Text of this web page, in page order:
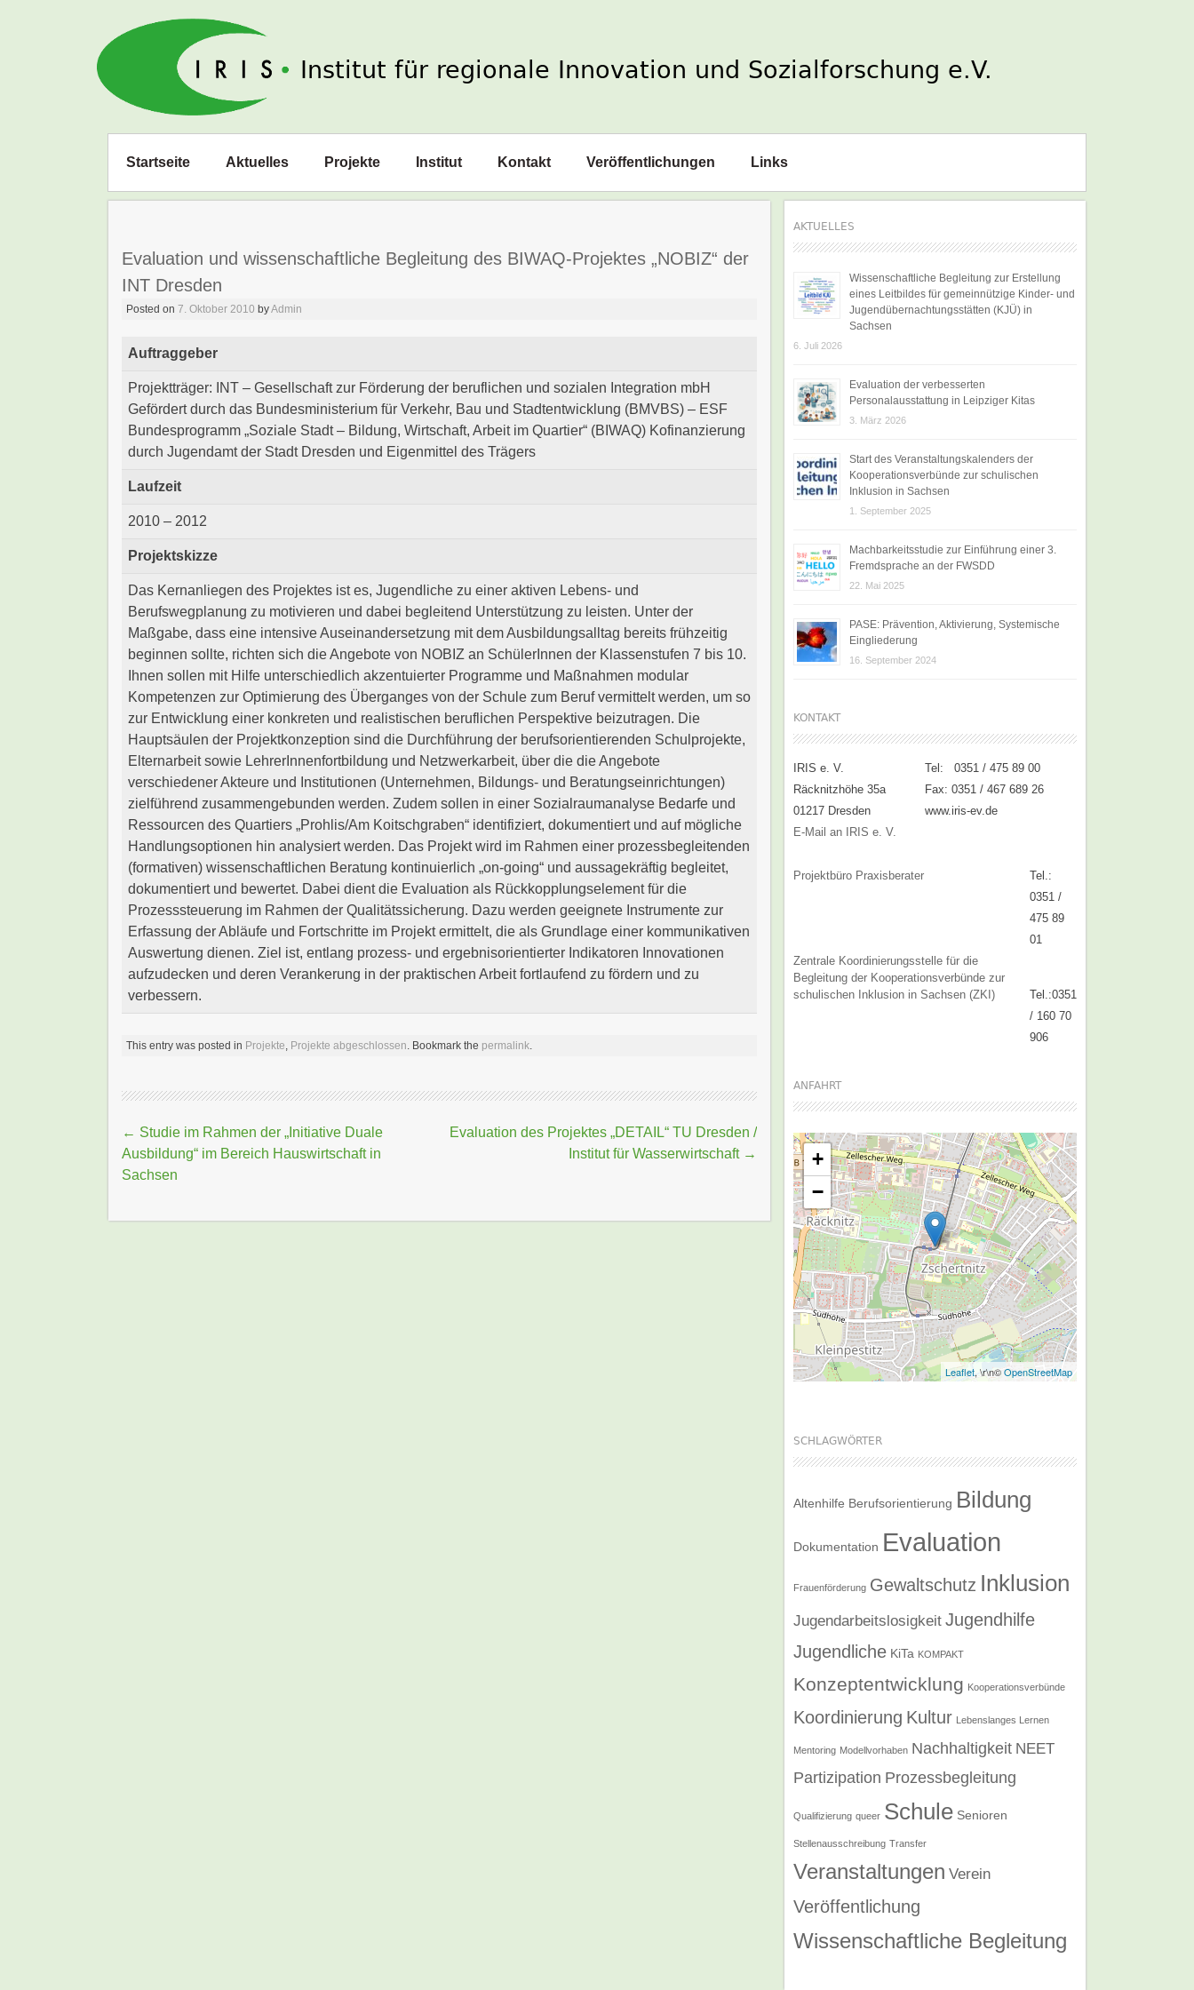
IRIS e. V.
Zum
springen
Startseite Aktuelles Projekte Institut Kontakt Veröffentlichungen Links
Evaluation und wissenschaftliche Begleitung des BIWAQ-Projektes „NOBIZ“ der
INT Dresden
Posted on 7. Oktober 2010 byAdmin
Auftraggeber
Projektträger: INT – Gesellschaft zur Förderung der beruflichen und sozialen Integration mbH
Gefördert durch das Bundesministerium für Verkehr, Bau und Stadtentwicklung (BMVBS) – ESF
Bundesprogramm „Soziale Stadt – Bildung, Wirtschaft, Arbeit im Quartier“ (BIWAQ) Kofinanzierung
durch Jugendamt der Stadt Dresden und Eigenmittel des Trägers
Laufzeit
2010 – 2012
Projektskizze
Das Kernanliegen des Projektes ist es, Jugendliche zu einer aktiven Lebens- und
Berufswegplanung zu motivieren und dabei begleitend Unterstützung zu leisten. Unter der
Maßgabe, dass eine intensive Auseinandersetzung mit dem Ausbildungsalltag bereits frühzeitig
beginnen sollte, richten sich die Angebote von NOBIZ an SchülerInnen der Klassenstufen 7 bis 10.
Ihnen sollen mit Hilfe unterschiedlich akzentuierter Programme und Maßnahmen modular
Kompetenzen zur Optimierung des Überganges von der Schule zum Beruf vermittelt werden, um so
zur Entwicklung einer konkreten und realistischen beruflichen Perspektive beizutragen. Die
Hauptsäulen der Projektkonzeption sind die Durchführung der berufsorientierenden Schulprojekte,
Elternarbeit sowie LehrerInnenfortbildung und Netzwerkarbeit, über die die Angebote
verschiedener Akteure und Institutionen (Unternehmen, Bildungs- und Beratungseinrichtungen)
zielführend zusammengebunden werden. Zudem sollen in einer Sozialraumanalyse Bedarfe und
Ressourcen des Quartiers „Prohlis/Am Koitschgraben“ identifiziert, dokumentiert und auf mögliche
Handlungsoptionen hin analysiert werden. Das Projekt wird im Rahmen einer prozessbegleitenden
(formativen) wissenschaftlichen Beratung kontinuierlich „on-going“ und aussagekräftig begleitet,
dokumentiert und bewertet. Dabei dient die Evaluation als Rückkopplungselement für die
Prozesssteuerung im Rahmen der Qualitätssicherung. Dazu werden geeignete Instrumente zur
Erfassung der Abläufe und Fortschritte im Projekt ermittelt, die als Grundlage einer kommunikativen
Auswertung dienen. Ziel ist, entlang prozess- und ergebnisorientierter Indikatoren Innovationen
aufzudecken und deren Verankerung in der praktischen Arbeit fortlaufend zu fördern und zu
verbessern.
This entry was posted in Projekte, Projekte abgeschlossen. Bookmark the permalink.
Beitragsnavigation
← Studie im Rahmen der „Initiative Duale
Ausbildung“ im Bereich Hauswirtschaft in
Sachsen
Evaluation des Projektes „DETAIL“ TU Dresden /
Institut für Wasserwirtschaft →
AKTUELLES
Wissenschaftliche Begleitung zur Erstellung
eines Leitbildes für gemeinnützige Kinder- und
Jugendübernachtungsstätten (KJÜ) in
Sachsen
6. Juli 2026
Evaluation der verbesserten
Personalausstattung in Leipziger Kitas
3. März 2026
Start des Veranstaltungskalenders der
Kooperationsverbünde zur schulischen
Inklusion in Sachsen
1. September 2025
Machbarkeitsstudie zur Einführung einer 3.
Fremdsprache an der FWSDD
22. Mai 2025
PASE: Prävention, Aktivierung, Systemische
Eingliederung
16. September 2024
KONTAKT
IRIS e. V.
Tel: 0351 / 475 89 00
Räcknitzhöhe 35a
Fax: 0351 / 467 689 26
01217 Dresden
www.iris-ev.de
E-Mail an IRIS e. V.
Projektbüro Praxisberater
Tel.:
0351 /
475 89
01
Zentrale Koordinierungsstelle für die
Begleitung der Kooperationsverbünde zur
schulischen Inklusion in Sachsen (ZKI)
Tel.:0351
/ 160 70
906
ANFAHRT
+
−
Leaflet, \r\n©OpenStreetMap
SCHLAGWÖRTER
Altenhilfe Berufsorientierung Bildung
Dokumentation Evaluation
Frauenförderung Gewaltschutz Inklusion
Jugendarbeitslosigkeit Jugendhilfe
Jugendliche KiTa KOMPAKT
Konzeptentwicklung Kooperationsverbünde
Koordinierung Kultur Lebenslanges Lernen
Mentoring Modellvorhaben Nachhaltigkeit NEET
Partizipation Prozessbegleitung
Qualifizierung queer Schule Senioren
Stellenausschreibung Transfer
Veranstaltungen Verein
Veröffentlichung
Wissenschaftliche Begleitung